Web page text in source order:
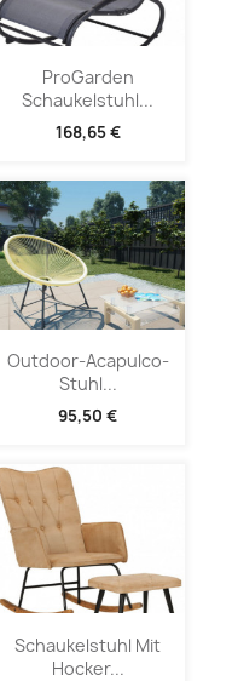
ProGarden
Schaukelstuhl...
168,65 €
Outdoor-Acapulco-
Stuhl...
95,50 €
Schaukelstuhl Mit
Hocker...